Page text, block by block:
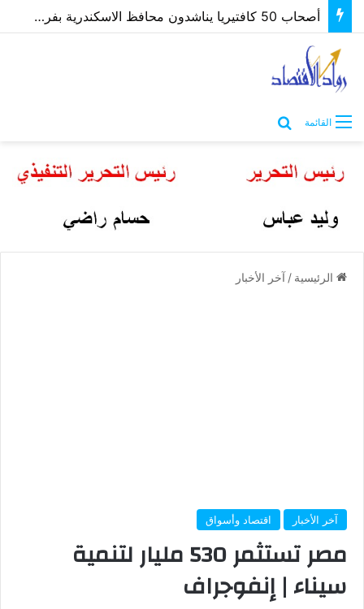
القائمة
الرئيسية / آخر الأخبار
آخر الأخبار اقتصاد وأسواق
مصر تستثمر 530 مليار لتنمية
سيناء | إنفوجراف